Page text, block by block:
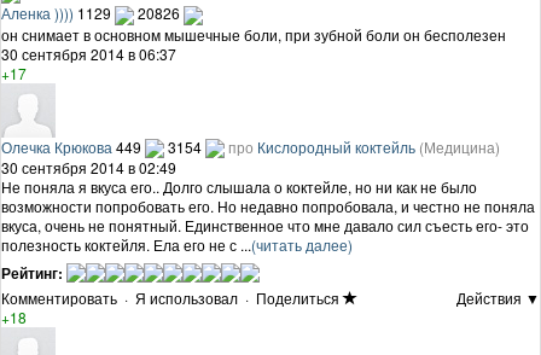
Аленка )))) 1129
20826
он снимает в основном мышечные боли, при зубной боли он бесполезен
30 сентября 2014 в 06:37
+17
Олечка Крюкова 449 3154 про Кислородный коктейль (Медицина)
30 сентября 2014 в 02:49
Не поняла я вкуса его.. Долго слышала о коктейле, но ни как не было
возможности попробовать его. Но недавно попробовала, и честно не поняла
вкуса, очень не понятный. Единственное что мне давало сил съесть его- это
полезность коктейля. Ела его не с ...(читать далее)
Рейтинг:
Комментировать · Я использовал · Поделиться
Действия ▼
+18